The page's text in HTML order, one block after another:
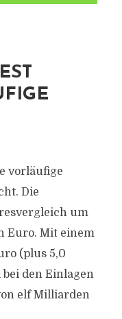
vorläufige
Die
um
Euro. Mit einem
(plus 5,0
den Einlagen
elf Milliarden